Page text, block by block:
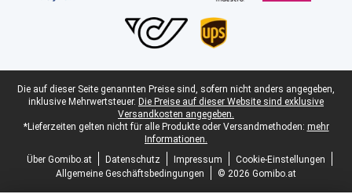
Juristische Fußzeile
Die auf dieser Seite genannten Preise sind, sofern nicht anders angegeben,
inklusive Mehrwertsteuer. Die Preise auf dieser Website sind exklusive
Versandkosten angegeben.
*Lieferzeiten gelten nicht für alle Produkte oder Versandmethoden: mehr
Informationen.
Über Gomibo.at
Datenschutz Impressum
Cookie-Einstellungen
Allgemeine Geschäftsbedingungen
© 2026 Gomibo.at